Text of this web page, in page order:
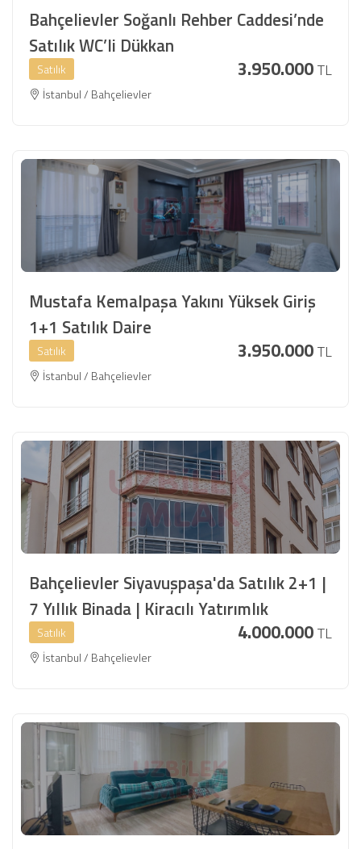
Bahçelievler Soğanlı Rehber Caddesi’nde
Satılık WC’li Dükkan
Satılık 3.950.000TL
İstanbul / Bahçelievler
Mustafa Kemalpaşa Yakını Yüksek Giriş
1+1 Satılık Daire
Satılık 3.950.000TL
İstanbul / Bahçelievler
Bahçelievler Siyavuşpaşa'da Satılık 2+1 |
7 Yıllık Binada | Kiracılı Yatırımlık
Satılık 4.000.000TL
İstanbul / Bahçelievler